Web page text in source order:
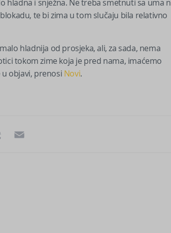
hladna i snježna. Ne treba smetnuti sa uma
te bi zima u tom slučaju bila relativno
hladnija od prosjeka, ali, za sada, nema
tokom zime koja je pred nama, imaćemo
objavi, prenosi Novi.
Viber